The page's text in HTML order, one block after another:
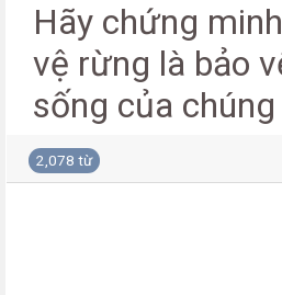
Hãy chứng
vệ rừng là bảo
sống của
2,078 từ